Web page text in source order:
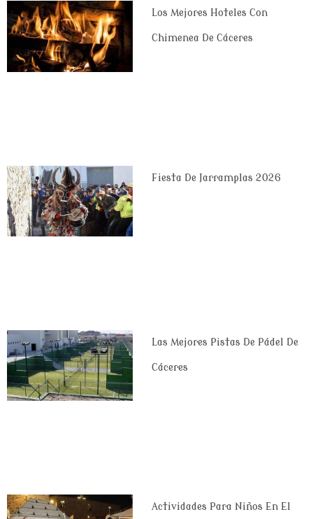
Los Mejores Hoteles Con
Chimenea De Cáceres
Fiesta De Jarramplas 2026
Las Mejores Pistas De Pádel De
Cáceres
Actividades Para Niños En El